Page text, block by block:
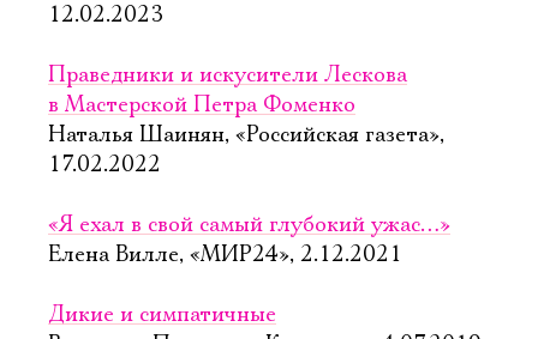
12.02.2023
Праведники и искусители Лескова
в Мастерской Петра Фоменко
Наталья Шаинян, «Российская газета»,
17.02.2022
«Я ехал в свой самый глубокий ужас…»
Елена Вилле, «МИР24», 2.12.2021
Дикие и симпатичные